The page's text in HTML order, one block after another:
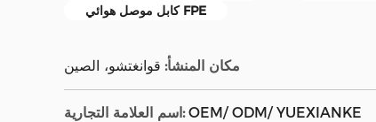
كابل موصل هوائي FPE
مكان المنشأ: قوانغتشو، الصين
اسم العلامة التجارية: OEM/ ODM/ YUEXIANKE